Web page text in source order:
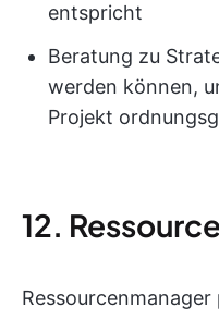
entspricht
Beratung zu
werden können,
Projekt
12.
Ressourcenmanager